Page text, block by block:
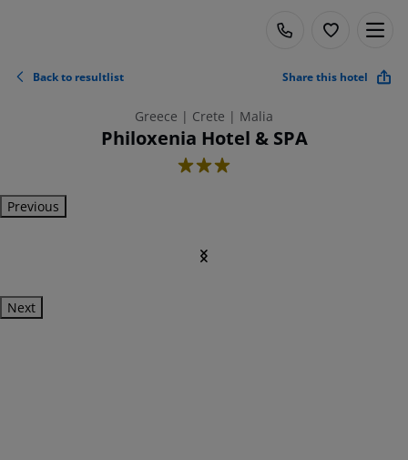
Back to resultlist Share this hotel
Greece | Crete | Malia
Philoxenia Hotel & SPA
3
Previous
Next